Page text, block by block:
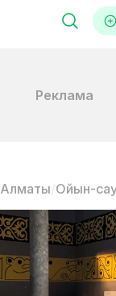
Реклама
Алматы Ойын-